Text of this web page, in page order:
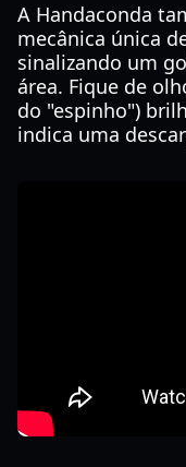
A Handaconda
mecânica única
sinalizando um
área. Fique de
do "espinho")
indica uma